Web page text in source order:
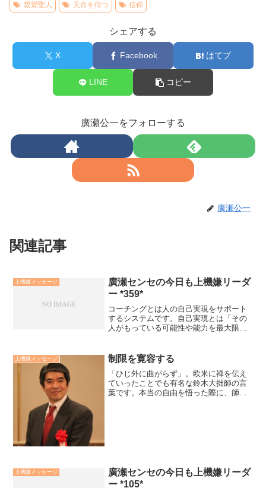
親鸞聖人
天命を待つ 信仰
シェアする
X Facebook はてブ
LINE コピー
廣瀬公一をフォローする
廣瀬公一
関連記事
上機嫌メッセージ
廣瀬センセの今日も上機嫌リーダ
ー *359*
コーチングとは人の自己実現をサポート
するシステムです。自己実現とは「その
人がもっている可能性や能力を最大限に
理学者ミハイ・チクセントミハイは「フ
ロー状態」と呼びました。...
上機嫌メッセージ 制限を寛容する
「ひじ外に曲がらず」。欧米に禅を伝え
ていったことでも有名な鈴木大拙師の言
葉です。本当の自由を悟った際に、師は
上機嫌メッセージ
廣瀬センセの今日も上機嫌リーダ
ー *105*